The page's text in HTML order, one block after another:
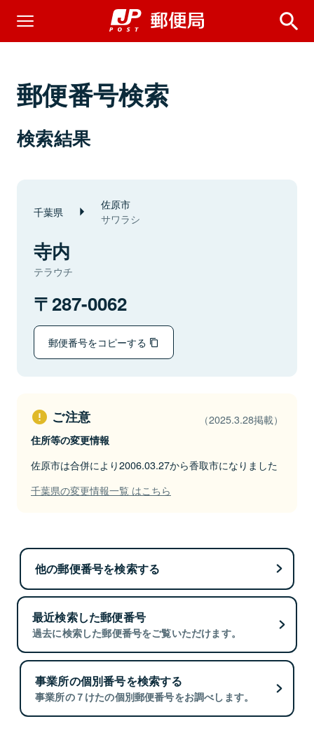
郵便番号検索
検索結果
千葉県 佐原市
サワラシ
寺内
テラウチ
287-0062
郵便番号をコピーする
ご注意 （2025.3.28掲載）
住所等の変更情報
佐原市は合併により2006.03.27から香取市になりました
千葉県の変更情報一覧 はこちら
他の郵便番号を検索する
最近検索した郵便番号
過去に検索した郵便番号をご覧いただけます。
事業所の個別番号を検索する
事業所の７けたの個別郵便番号をお調べします。